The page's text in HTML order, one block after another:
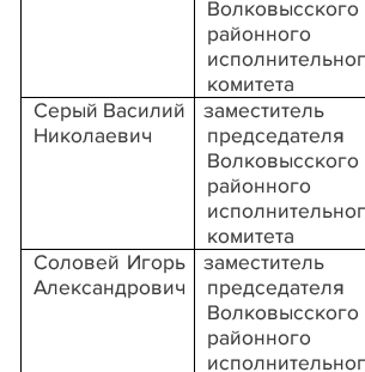
Волковысского
районного
комитета
Серый Василий
Николаевич
заместитель
председателя
Волковысского
районного
комитета
Соловей Игорь
Александрович
заместитель
председателя
Волковысского
районного